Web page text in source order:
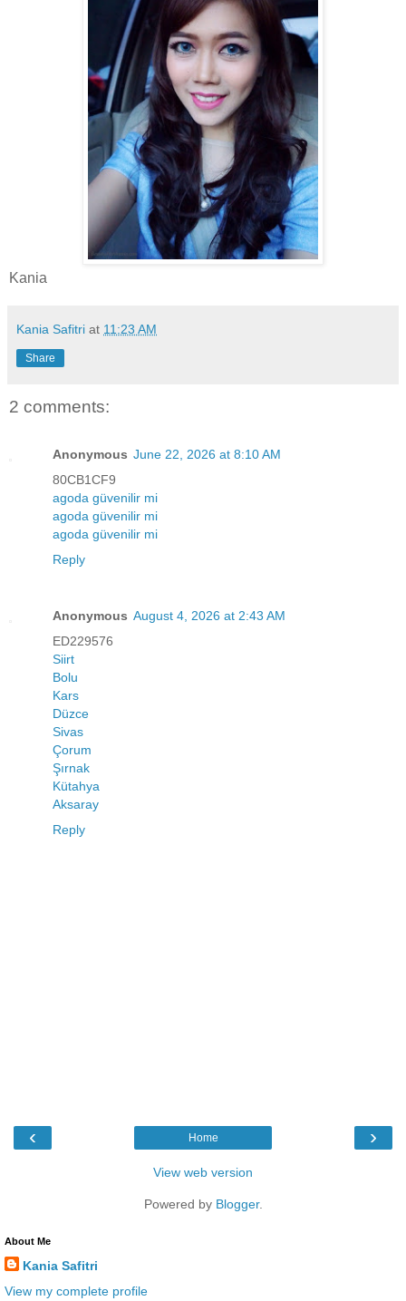
Kania
Kania Safitri at 11:23 AM
Share
2 comments:
Anonymous June 22, 2026 at 8:10 AM
80CB1CF9
agoda güvenilir mi
agoda güvenilir mi
agoda güvenilir mi
Reply
Anonymous August 4, 2026 at 2:43 AM
ED229576
Siirt
Bolu
Kars
Düzce
Sivas
Çorum
Şırnak
Kütahya
Aksaray
Reply
‹ ›
Home
View web version
Powered by Blogger.
About Me
Kania Safitri
View my complete profile